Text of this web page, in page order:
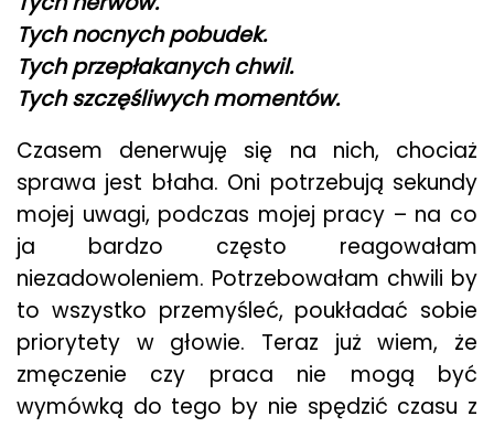
Tych nocnych pobudek.
Tych przepłakanych chwil.
Tych szczęśliwych momentów.
Czasem denerwuję się na nich, chociaż
sprawa jest błaha. Oni potrzebują sekundy
mojej uwagi, podczas mojej pracy – na co
ja bardzo często reagowałam
niezadowoleniem. Potrzebowałam chwili by
to wszystko przemyśleć, poukładać sobie
priorytety w głowie. Teraz już wiem, że
zmęczenie czy praca nie mogą być
wymówką do tego by nie spędzić czasu z